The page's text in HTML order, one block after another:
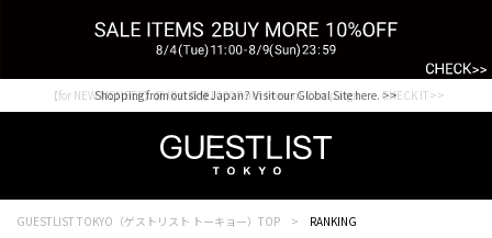
Shopping from outside Japan? Visit our Global Site here. >>
【for NEW MEMBER】新規会員様1000Point Present Campaign CHECK IT>>
GUESTLIST TOKYO（ゲストリスト トーキョー）TOP RANKING